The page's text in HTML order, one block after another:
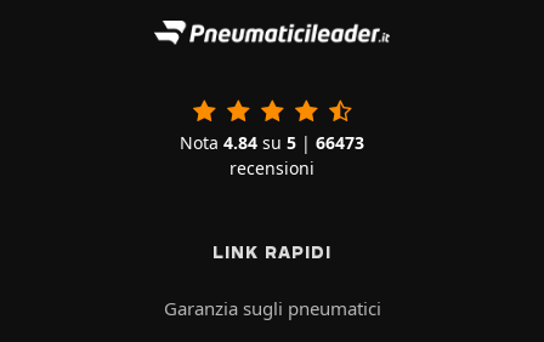
Nota 4.84 su 5 | 66473
recensioni
LINK RAPIDI
Garanzia sugli pneumatici